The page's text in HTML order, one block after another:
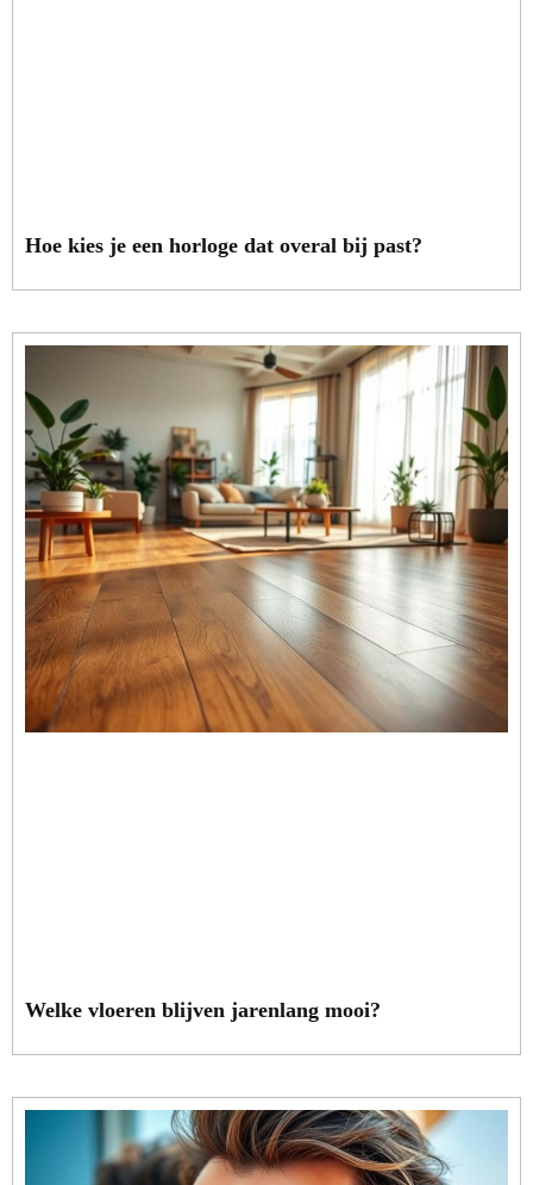
Hoe kies je een horloge dat overal bij past?
Welke vloeren blijven jarenlang mooi?